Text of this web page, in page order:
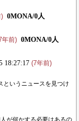
0MONA/0人
年前) 0MONA/0人
18:27:17 (7年前)
というニュースを見つけ
が何かする必要はあるの